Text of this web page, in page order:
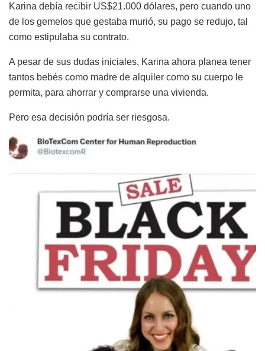
Karina debía recibir US$21.000 dólares, pero cuando uno
de los gemelos que gestaba murió, su pago se redujo, tal
como estipulaba su contrato.
A pesar de sus dudas iniciales, Karina ahora planea tener
tantos bebés como madre de alquiler como su cuerpo le
permita, para ahorrar y comprarse una vivienda.
Pero esa decisión podría ser riesgosa.